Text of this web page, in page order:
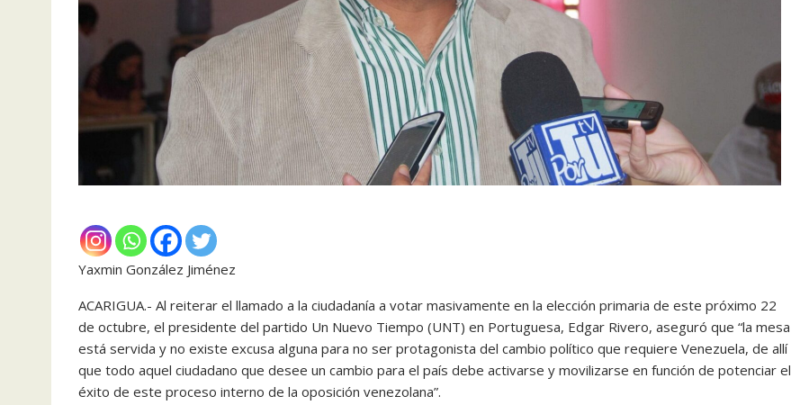
Yaxmin González Jiménez
ACARIGUA.- Al reiterar el llamado a la ciudadanía a votar masivamente en la elección primaria de este próximo 22
de octubre, el presidente del partido Un Nuevo Tiempo (UNT) en Portuguesa, Edgar Rivero, aseguró que “la mesa
está servida y no existe excusa alguna para no ser protagonista del cambio político que requiere Venezuela, de allí
que todo aquel ciudadano que desee un cambio para el país debe activarse y movilizarse en función de potenciar el
éxito de este proceso interno de la oposición venezolana”.